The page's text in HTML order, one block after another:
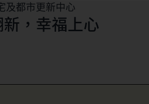
及都市更新中心
，幸福上心